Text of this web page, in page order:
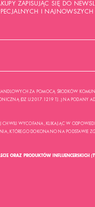
ZAPISUJĄC SIĘ DO
I
ZA POMOCĄ ŚRODKÓW
(DZ.U.2017.1219 TJ..) NA PODANY
CHWILI WYCOFANA, KLIKAJĄC W
KTÓREGO DOKONANO NA PODSTAWIE
ORAZ PRODUKTÓW INFLUENCERSKICH